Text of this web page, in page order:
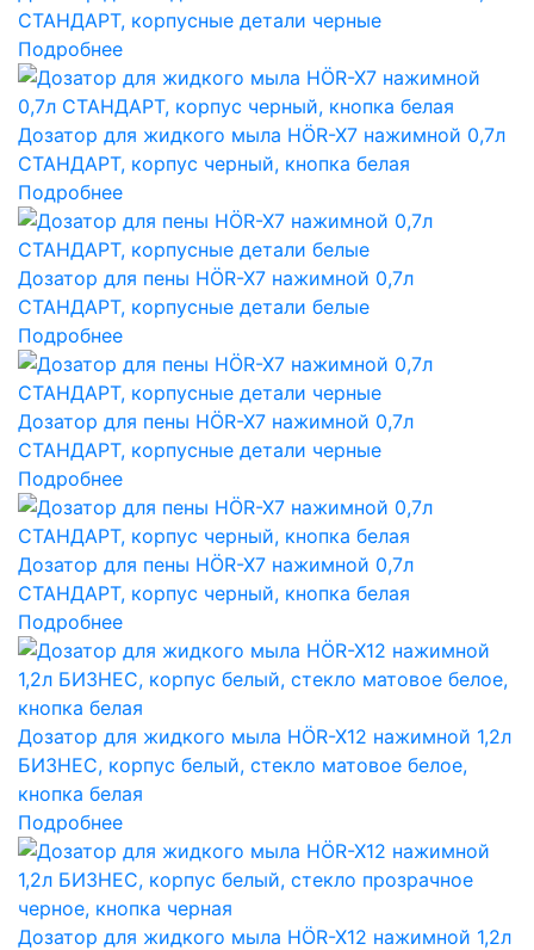
СТАНДАРТ, корпусные детали черные
Подробнее
Дозатор для жидкого мыла HÖR-X7 нажимной 0,7л
СТАНДАРТ, корпус черный, кнопка белая
Подробнее
Дозатор для пены HÖR-X7 нажимной 0,7л
СТАНДАРТ, корпусные детали белые
Подробнее
Дозатор для пены HÖR-X7 нажимной 0,7л
СТАНДАРТ, корпусные детали черные
Подробнее
Дозатор для пены HÖR-X7 нажимной 0,7л
СТАНДАРТ, корпус черный, кнопка белая
Подробнее
Дозатор для жидкого мыла HÖR-X12 нажимной 1,2л
БИЗНЕС, корпус белый, стекло матовое белое,
кнопка белая
Подробнее
Дозатор для жидкого мыла HÖR-X12 нажимной 1,2л